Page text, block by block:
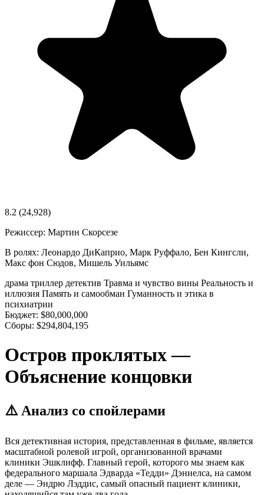
8.2 (24,928)
Режиссер: Мартин Скорсезе
В ролях: Леонардо ДиКаприо, Марк Руффало, Бен Кингсли,
Макс фон Сюдов, Мишель Уильямс
драма триллер детектив Травма и чувство вины Реальность и
иллюзия Память и самообман Гуманность и этика в
психиатрии
Бюджет: $80,000,000
Сборы: $294,804,195
Остров проклятых —
Объяснение концовки
⚠️ Анализ со спойлерами
Вся детективная история, представленная в фильме, является
масштабной ролевой игрой, организованной врачами
клиники Эшклифф. Главный герой, которого мы знаем как
федерального маршала Эдварда «Тедди» Дэниелса, на самом
деле — Эндрю Лэддис, самый опасный пациент клиники,